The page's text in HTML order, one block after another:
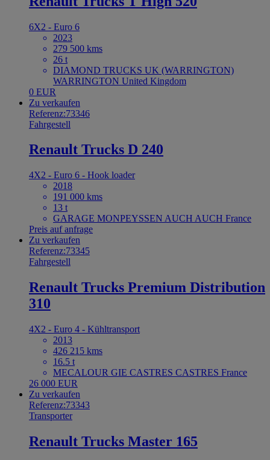
6X2 - Euro 6
2023
279 500 kms
26 t
DIAMOND TRUCKS UK (WARRINGTON)
WARRINGTON United Kingdom
0 EUR
Zu verkaufen
Referenz:73346
Fahrgestell
Renault Trucks D 240
4X2 - Euro 6 - Hook loader
2018
191 000 kms
13 t
GARAGE MONPEYSSEN AUCH AUCH France
Preis auf anfrage
Zu verkaufen
Referenz:73345
Fahrgestell
Renault Trucks Premium Distribution
310
4X2 - Euro 4 - Kühltransport
2013
426 215 kms
16.5 t
MECALOUR GIE CASTRES CASTRES France
26 000 EUR
Zu verkaufen
Referenz:73343
Transporter
Renault Trucks Master 165